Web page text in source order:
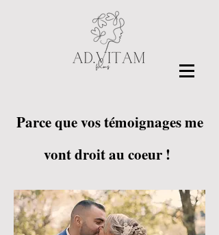
Parce que vos témoignages me
vont droit au coeur !